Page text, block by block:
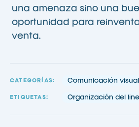
una amenaza sino una
oportunidad para
venta.
CATEGORÍAS: Comunicación visual
ETIQUETAS: Organización del